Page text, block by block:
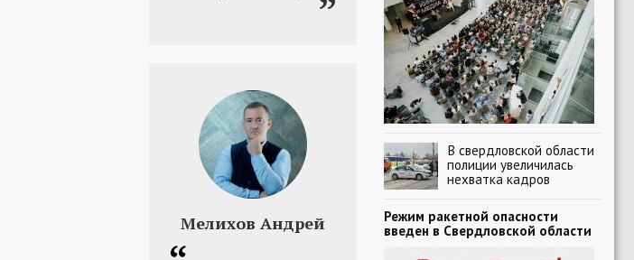
Мелихов Андрей
В свердловской области
полиции увеличилась
нехватка кадров
Режим ракетной опасности
введен в Свердловской области